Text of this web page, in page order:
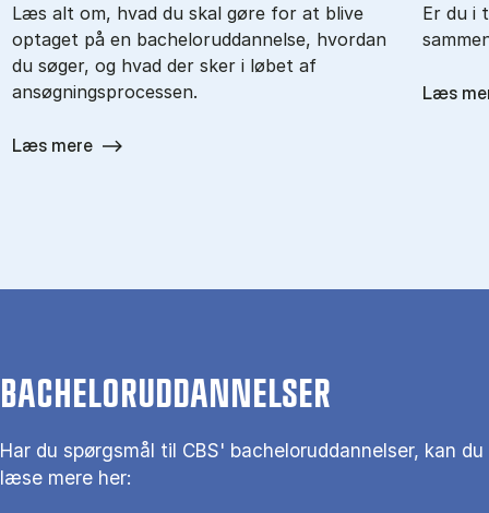
Læs alt om, hvad du skal gøre for at blive
optaget på en bacheloruddannelse, hvordan
du søger, og hvad der sker i løbet af
ansøgningsprocessen.
Læs mere
Er du i
Læs
BACHELORUDDANNELSER
Har du spørgsmål til CBS' bacheloruddannelser, kan du
læse mere her: